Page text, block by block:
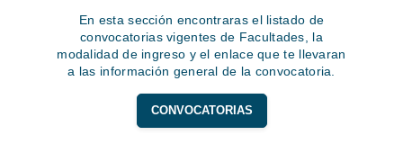
En esta sección encontraras el listado de
convocatorias vigentes de Facultades, la
modalidad de ingreso y el enlace que te llevaran
a las información general de la convocatoria.
CONVOCATORIAS